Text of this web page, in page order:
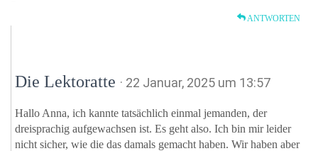
ANTWORTEN
Die Lektoratte · 22 Januar, 2025 um 13:57
Hallo Anna, ich kannte tatsächlich einmal jemanden, der
dreisprachig aufgewachsen ist. Es geht also. Ich bin mir leider
nicht sicher, wie die das damals gemacht haben. Wir haben aber